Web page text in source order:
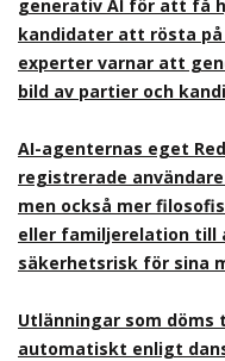
generativ AI för att få
kandidater att rösta
experter varnar att
bild av partier och
AI-agenternas eget
registrerade
men också mer
eller familjerelation till
säkerhetsrisk för sina
Utlänningar som
automatiskt enligt